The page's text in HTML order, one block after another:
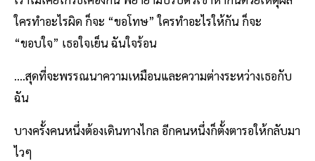
ใครทำอะไรผิด ก็จะ “ขอโทษ” ใครทำอะไรให้กัน ก็จะ
“ขอบใจ” เธอใจเย็น ฉันใจร้อน
....สุดที่จะพรรณนาความเหมือนและความต่างระหว่างเธอกับ
ฉัน
บางครั้งคนหนึ่งต้องเดินทางไกล อีกคนหนึ่งก็ตั้งตารอให้กลับมา
ไวๆ